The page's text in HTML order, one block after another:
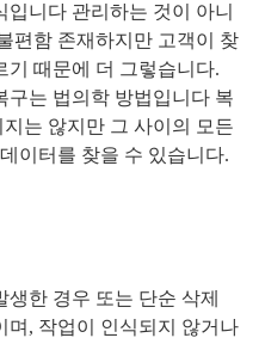
니다 관리하는 것이 아니
편함 존재하지만 고객이 찾
기 때문에 더 그렇습니다.
구는 법의학 방법입니다 복
지는 않지만 그 사이의 모든
이터를 찾을 수 있습니다.
한 경우 또는 단순 삭제
며 , 작업이 인식되지 않거나